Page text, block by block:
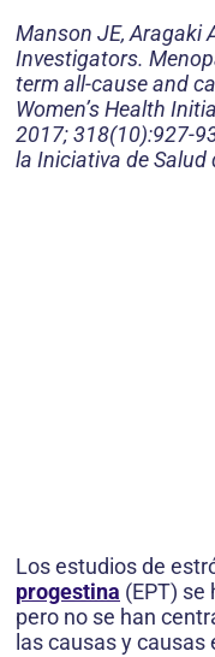
Manson JE, Aragaki
Investigators.
term all-cause and
Women’s Health
2017; 318(10):927-
la Iniciativa de Salud
Los estudios de
progestina (EPT)
pero no se han
las causas y